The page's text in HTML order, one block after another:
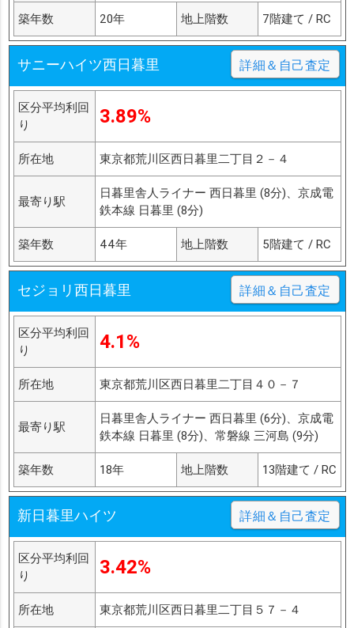
築年数 20年 地上階数 7階建て / RC
サニーハイツ西日暮里 詳細＆自己査定
区分平均利回
り
3.89%
所在地 東京都荒川区西日暮里二丁目２－４
最寄り駅
日暮里舎人ライナー 西日暮里 (8分)、京成電
鉄本線 日暮里 (8分)
築年数 44年 地上階数 5階建て / RC
セジョリ西日暮里 詳細＆自己査定
区分平均利回
り
4.1%
所在地 東京都荒川区西日暮里二丁目４０－７
最寄り駅
日暮里舎人ライナー 西日暮里 (6分)、京成電
鉄本線 日暮里 (8分)、常磐線 三河島 (9分)
築年数 18年 地上階数 13階建て / RC
新日暮里ハイツ 詳細＆自己査定
区分平均利回
り
3.42%
所在地 東京都荒川区西日暮里二丁目５７－４